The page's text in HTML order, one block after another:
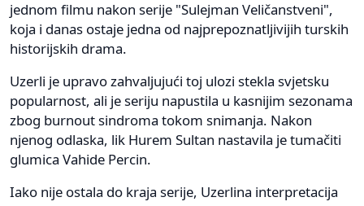
jednom filmu nakon serije "Sulejman Veličanstveni",
koja i danas ostaje jedna od najprepoznatljivijih turskih
historijskih drama.
Uzerli je upravo zahvaljujući toj ulozi stekla svjetsku
popularnost, ali je seriju napustila u kasnijim sezonama
zbog burnout sindroma tokom snimanja. Nakon
njenog odlaska, lik Hurem Sultan nastavila je tumačiti
glumica Vahide Percin.
Iako nije ostala do kraja serije, Uzerlina interpretacija